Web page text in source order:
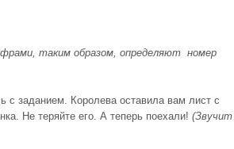
таким образом, определяют номер
с заданием. Королева оставила вам лист с
Не теряйте его. А теперь поехали! (Звучит